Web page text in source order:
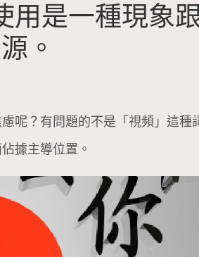
用是一種現象
。
呢？有問題的不是「視頻」這種
據主導位置。